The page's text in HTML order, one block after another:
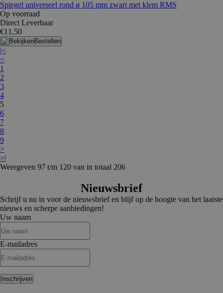
Spiegel universeel rond ø 105 mm zwart met klem RMS
Op voorraad
Direct Leverbaar
€11,50
Bestellen
|<
<
1
2
3
4
5
6
7
8
9
>
>|
Weergeven 97 t/m 120 van in totaal 206
Nieuwsbrief
Schrijf u nu in voor de nieuwsbrief en blijf op de hoogte van het laatste
nieuws en scherpe aanbiedingen!
Uw naam
E-mailadres
Inschrijven